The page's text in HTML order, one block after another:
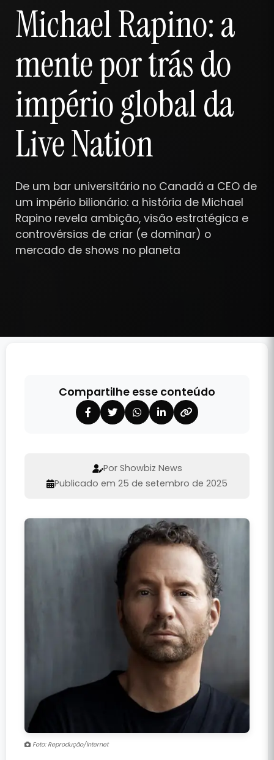
Michael Rapino: a
mente por trás do
império global da
Live Nation
De um bar universitário no Canadá a CEO de
um império bilionário: a história de Michael
Rapino revela ambição, visão estratégica e
controvérsias de criar (e dominar) o
mercado de shows no planeta
Compartilhe esse conteúdo
Por Showbiz News
Publicado em 25 de setembro de 2025
Foto: Reprodução/Internet